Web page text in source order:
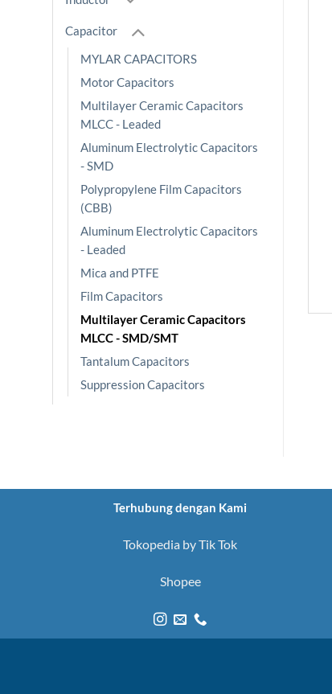
Capacitor
MYLAR CAPACITORS
Motor Capacitors
Multilayer Ceramic Capacitors
MLCC - Leaded
Aluminum Electrolytic Capacitors
- SMD
Polypropylene Film Capacitors
(CBB)
Aluminum Electrolytic Capacitors
- Leaded
Mica and PTFE
Film Capacitors
Multilayer Ceramic Capacitors
MLCC - SMD/SMT
Tantalum Capacitors
Suppression Capacitors
Terhubung dengan Kami
Tokopedia by Tik Tok
Shopee